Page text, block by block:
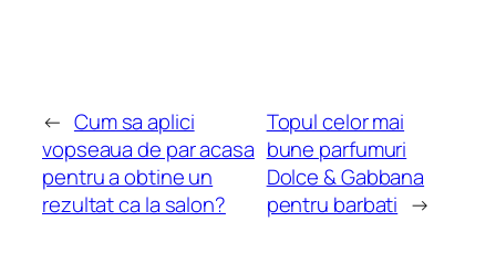
← Cum sa aplici
vopseaua de par acasa
pentru a obtine un
rezultat ca la salon?
Topul celor mai
bune parfumuri
Dolce & Gabbana
pentru barbati →